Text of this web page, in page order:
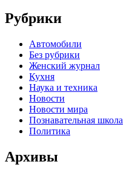
Рубрики
Автомобили
Без рубрики
Женский журнал
Кухня
Наука и техника
Новости
Новости мира
Познавательная школа
Политика
Архивы